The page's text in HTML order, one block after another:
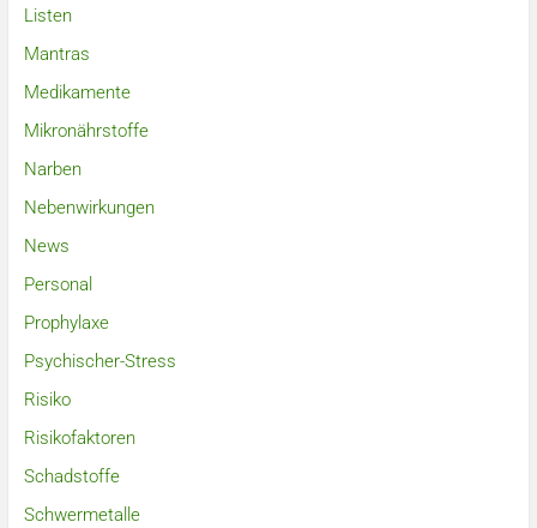
Listen
Mantras
Medikamente
Mikronährstoffe
Narben
Nebenwirkungen
News
Personal
Prophylaxe
Psychischer-Stress
Risiko
Risikofaktoren
Schadstoffe
Schwermetalle